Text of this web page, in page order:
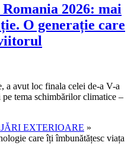
2026: mai
O generație care
a avut loc finala celei de-a V-a
tema schimbărilor climatice –
EXTERIOARE »
care îți îmbunătățesc viața